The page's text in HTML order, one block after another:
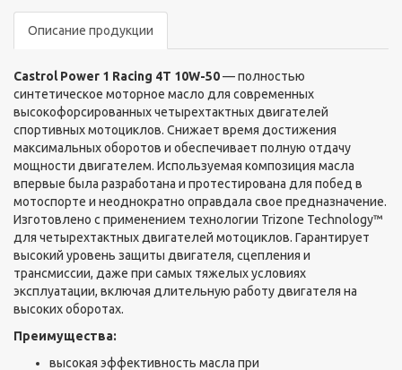
Описание продукции
Castrol Power 1 Racing 4T 10W-50— полностью
синтетическое моторное масло для современных
высокофорсированных четырехтактных двигателей
спортивных мотоциклов. Снижает время достижения
максимальных оборотов и обеспечивает полную отдачу
мощности двигателем. Используемая композиция масла
впервые была разработана и протестирована для побед в
мотоспорте и неоднократно оправдала свое предназначение.
Изготовлено с применением технологии Trizone Technology™
для четырехтактных двигателей мотоциклов. Гарантирует
высокий уровень защиты двигателя, сцепления и
трансмиссии, даже при самых тяжелых условиях
эксплуатации, включая длительную работу двигателя на
высоких оборотах.
Преимущества:
высокая эффективность масла при